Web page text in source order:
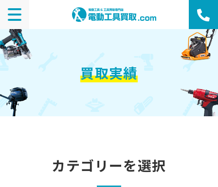
買取実績
カテゴリーを選択